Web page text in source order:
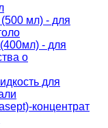
мл) - для
- для
о
для
концентрат